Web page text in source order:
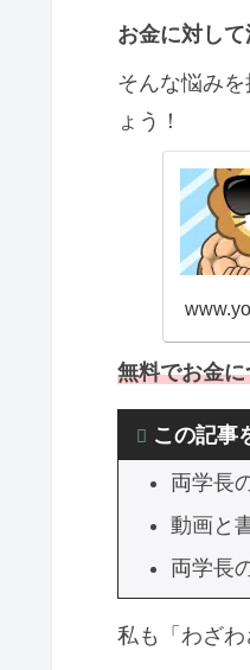
お金に対し
そんな悩みを
ょう！
無料でお金
この記事
両学長
動画と
両学長
私も「わざわ